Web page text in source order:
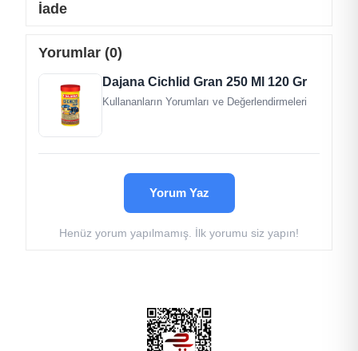
İade
Yorumlar (0)
Dajana Cichlid Gran 250 Ml 120 Gr
Kullananların Yorumları ve Değerlendirmeleri
Yorum Yaz
Henüz yorum yapılmamış. İlk yorumu siz yapın!